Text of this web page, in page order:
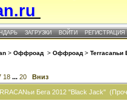
ЗАГРУЗКИ ВОЙТИ РЕГИСТРАЦИЯ
> Оффроад > Оффроад > Terracanьи
18 ... 20 Вниз
Бега 2012 "Black Jack"